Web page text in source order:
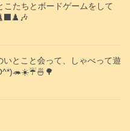
たちとボードゲームをして
とこと会って、しゃべって遊